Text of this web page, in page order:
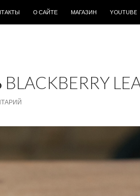
О САЙТЕ МАГАЗИН YOUTUBE